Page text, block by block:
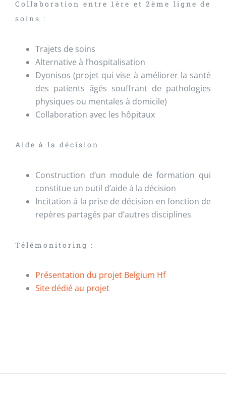
Collaboration entre 1ère et 2ème ligne de
soins :
Trajets de soins
Alternative à l’hospitalisation
Dyonisos (projet qui vise à améliorer la santé
des patients âgés souffrant de pathologies
physiques ou mentales à domicile)
Collaboration avec les hôpitaux
Aide à la décision
Construction d’un module de formation qui
constitue un outil d’aide à la décision
Incitation à la prise de décision en fonction de
repères partagés par d’autres disciplines
Télémonitoring :
Présentation du projet Belgium Hf
Site dédié au projet